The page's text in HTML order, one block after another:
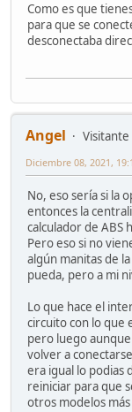
Como es que
para que se
desconectaba
Angel
Visitante
Diciembre 08, 2021,
No, eso sería si la
entonces la
calculador de ABS
Pero eso si no
algún manitas de
pueda, pero a mi
Lo que hace el
circuito con lo que
pero luego
volver a
era igual lo podias
reiniciar para que
otros modelos